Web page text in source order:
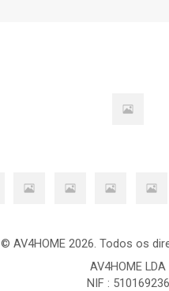
© AV4HOME 2026. Todos os
AV4HOME LDA
NIF : 510169236